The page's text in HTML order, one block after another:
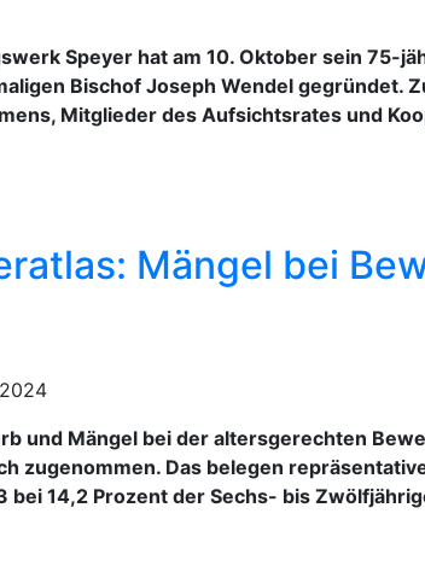
Speyer hat am 10. Oktober sein
Bischof Joseph Wendel gegründet.
Mitglieder des Aufsichtsrates und
Mängel bei
und Mängel bei der altersgerechten
zugenommen. Das belegen
bei 14,2 Prozent der Sechs- bis